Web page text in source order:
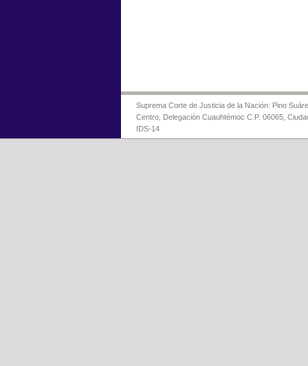
Suprema Corte de Justicia de la Nación: Pino
Centro, Delegación Cuauhtémoc C.P. 06065,
IDS-14